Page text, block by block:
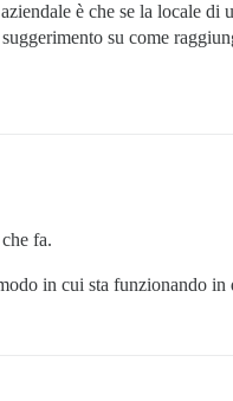
è che se la locale di
su come
fa.
in cui sta funzionando in